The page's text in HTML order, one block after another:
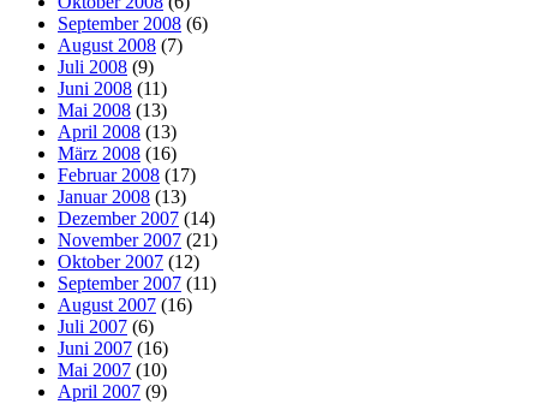
September 2008 (6)
August 2008 (7)
Juli 2008 (9)
Juni 2008 (11)
Mai 2008 (13)
April 2008 (13)
März 2008 (16)
Februar 2008 (17)
Januar 2008 (13)
Dezember 2007 (14)
November 2007 (21)
Oktober 2007 (12)
September 2007 (11)
August 2007 (16)
Juli 2007 (6)
Juni 2007 (16)
Mai 2007 (10)
April 2007 (9)